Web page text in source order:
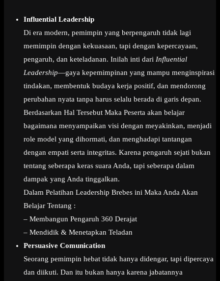
Influential Leadership
Di era modern, pemimpin yang berpengaruh tidak lagi
memimpin dengan kekuasaan, tapi dengan kepercayaan,
pengaruh, dan keteladanan. Inilah inti dari Influential
Leadership—gaya kepemimpinan yang mampu menginspirasi
tindakan, membentuk budaya kerja positif, dan mendorong
perubahan nyata tanpa harus selalu berada di garis depan.
Berdasarkan Hal Tersebut Maka Peserta akan belajar
bagaimana menyampaikan visi dengan meyakinkan, menjadi
role model yang dihormati, dan menghadapi tantangan
dengan empati serta integritas. Karena pengaruh sejati bukan
tentang seberapa keras suara Anda, tapi seberapa dalam
dampak yang Anda tinggalkan.
Dalam Pelatihan Leadership Brebes ini Maka Anda Akan
Belajar Tentang :
– Membangun Pengaruh 360 Derajat
– Mendidik & Menetapkan Teladan
Persuasive Comunication
Seorang pemimpin hebat tidak hanya didengar, tapi dipercaya
dan diikuti. Dan itu bukan hanya karena jabatannya